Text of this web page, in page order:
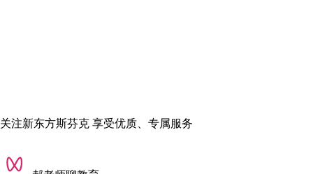
关注新东方斯芬克 享受优质、专属服务